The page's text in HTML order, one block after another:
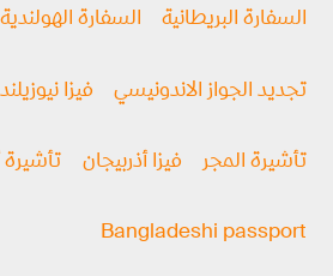
السفارة البريطانية السفارة الهولندية
تجديد الجواز الاندونيسي فيزا
تأشيرة المجر فيزا أذربيجان تأشيرة
Bangladeshi passport